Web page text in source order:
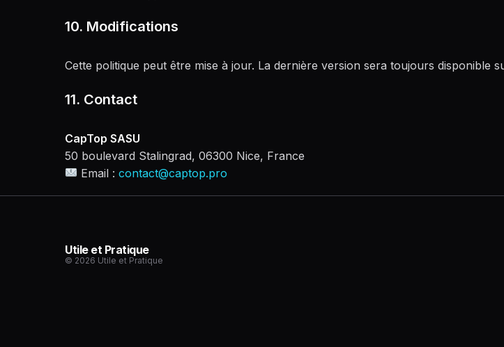
10. Modifications
Cette politique peut être mise à jour. La dernière version sera toujours disponible
11. Contact
CapTop SASU
50 boulevard Stalingrad, 06300 Nice, France
Email :contact@captop.pro
Utile et Pratique